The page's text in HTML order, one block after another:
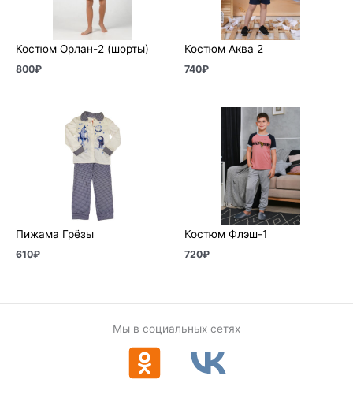
Костюм Орлан-2 (шорты)
800₽
Костюм Аква 2
740₽
Пижама Грёзы
610₽
Костюм Флэш-1
720₽
Мы в социальных сетях